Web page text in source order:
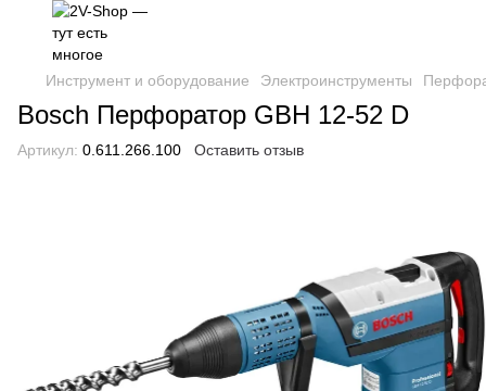
Инструмент и оборудование Электроинструменты
Bosch Перфоратор GBH 12-52 D
Артикул: 0.611.266.100 Оставить отзыв